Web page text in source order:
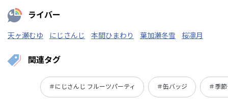
ライバー
天ヶ瀬むゆ にじさんじ 本間ひまわり 葉加瀬冬雪 桜凛月
関連タグ
＃にじさんじ フルーツパーティ ＃缶バッジ ＃季